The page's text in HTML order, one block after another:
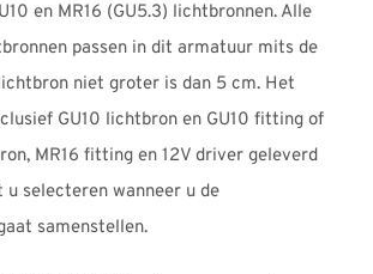
en MR16 (GU5.3) lichtbronnen. Alle
passen in dit armatuur mits de
niet groter is dan 5 cm. Het
GU10 lichtbron en GU10 fitting of
MR16 fitting en 12V driver geleverd
u selecteren wanneer u de
samenstellen.